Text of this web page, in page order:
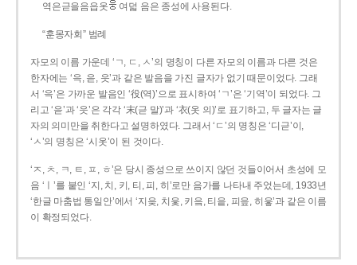
역은귿을음읍옷
여덟 음은 종성에 사용된다.
“훈몽자회” 범례
자모의 이름 가운데 ‘ㄱ, ㄷ, ㅅ’의 명칭이 다른 자모의 이름과 다른 것은
한자에는 ‘윽, 읃, 읏’과 같은 발음을 가진 글자가 없기 때문이었다. 그래
서 ‘윽’은 가까운 발음인 ‘役(역)’으로 표시하여 ‘ㄱ’은 ‘기역’이 되었다. 그
리고 ‘읃’과 ‘읏’은 각각 ‘末(귿 말)’과 ‘衣(옷 의)’로 표기하고, 두 글자는 글
자의 의미만을 취한다고 설명하였다. 그래서 ‘ㄷ’의 명칭은 ‘디귿’이,
‘ㅅ’의 명칭은 ‘시옷’이 된 것이다.
‘ㅈ, ㅊ, ㅋ, ㅌ, ㅍ, ㅎ’은 당시 종성으로 쓰이지 않던 것들이어서 초성에 모
음 ‘ㅣ’를 붙인 ‘지, 치, 키, 티, 피, 히’로만 음가를 나타내 주었는데, 1933년
‘한글 마춤법 통일안’에서 ‘지읒, 치읓, 키읔, 티읕, 피읖, 히읗’과 같은 이름
이 확정되었다.